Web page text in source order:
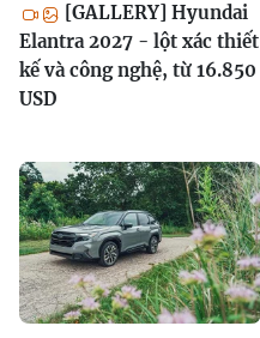
[GALLERY] Hyundai
Elantra 2027 - lột xác thiết
kế và công nghệ, từ 16.850
USD